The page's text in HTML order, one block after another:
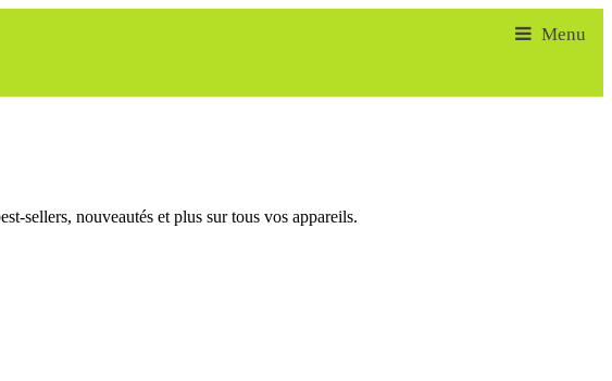
sellers, nouveautés et plus sur tous vos appareils.